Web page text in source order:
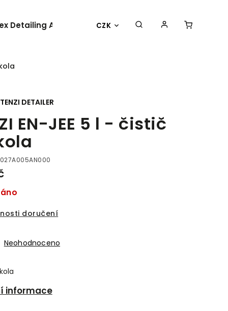
CZK
Detailing Academy 2025 BESTSELLER OBLEČENÍ
EN-JEE 5 l - čistič
doručení
Neohodnoceno
informace
TENZI DETAILER